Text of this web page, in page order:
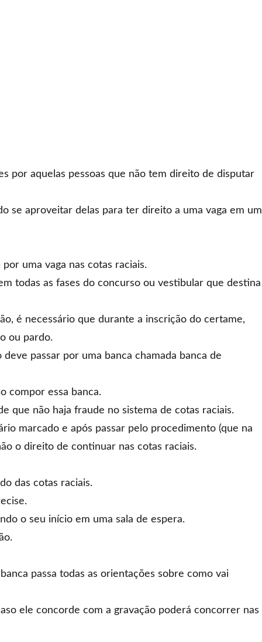
por aquelas pessoas que não tem direito de disputar
se aproveitar delas para ter direito a uma vaga em um
uma vaga nas cotas raciais.
todas as fases do concurso ou vestibular que destina
é necessário que durante a inscrição do certame,
ou pardo.
passar por uma banca chamada banca de
compor essa banca.
que não haja fraude no sistema de cotas raciais.
marcado e após passar pelo procedimento (que na
o direito de continuar nas cotas raciais.
das cotas raciais.
o seu início em uma sala de espera.
passa todas as orientações sobre como vai
ele concorde com a gravação poderá concorrer nas